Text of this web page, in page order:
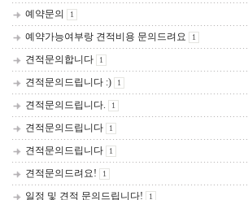
예약문의 1
예약가능여부랑 견적비용 문의드려요 1
견적문의합니다 1
견적문의드립니다 :) 1
견적문의드립니다. 1
견적문의드립니다 1
견적문의드립니다 1
견적문의드려요! 1
일정 및 견적 문의드립니다! 1